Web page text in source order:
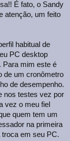
É fato, o Sandy
atenção, um feito
habitual de
PC desktop
Para mim este é
de um cronômetro
de desempenho.
nos testes vez por
vez o meu fiel
quem tem um
na primeira
em seu PC.